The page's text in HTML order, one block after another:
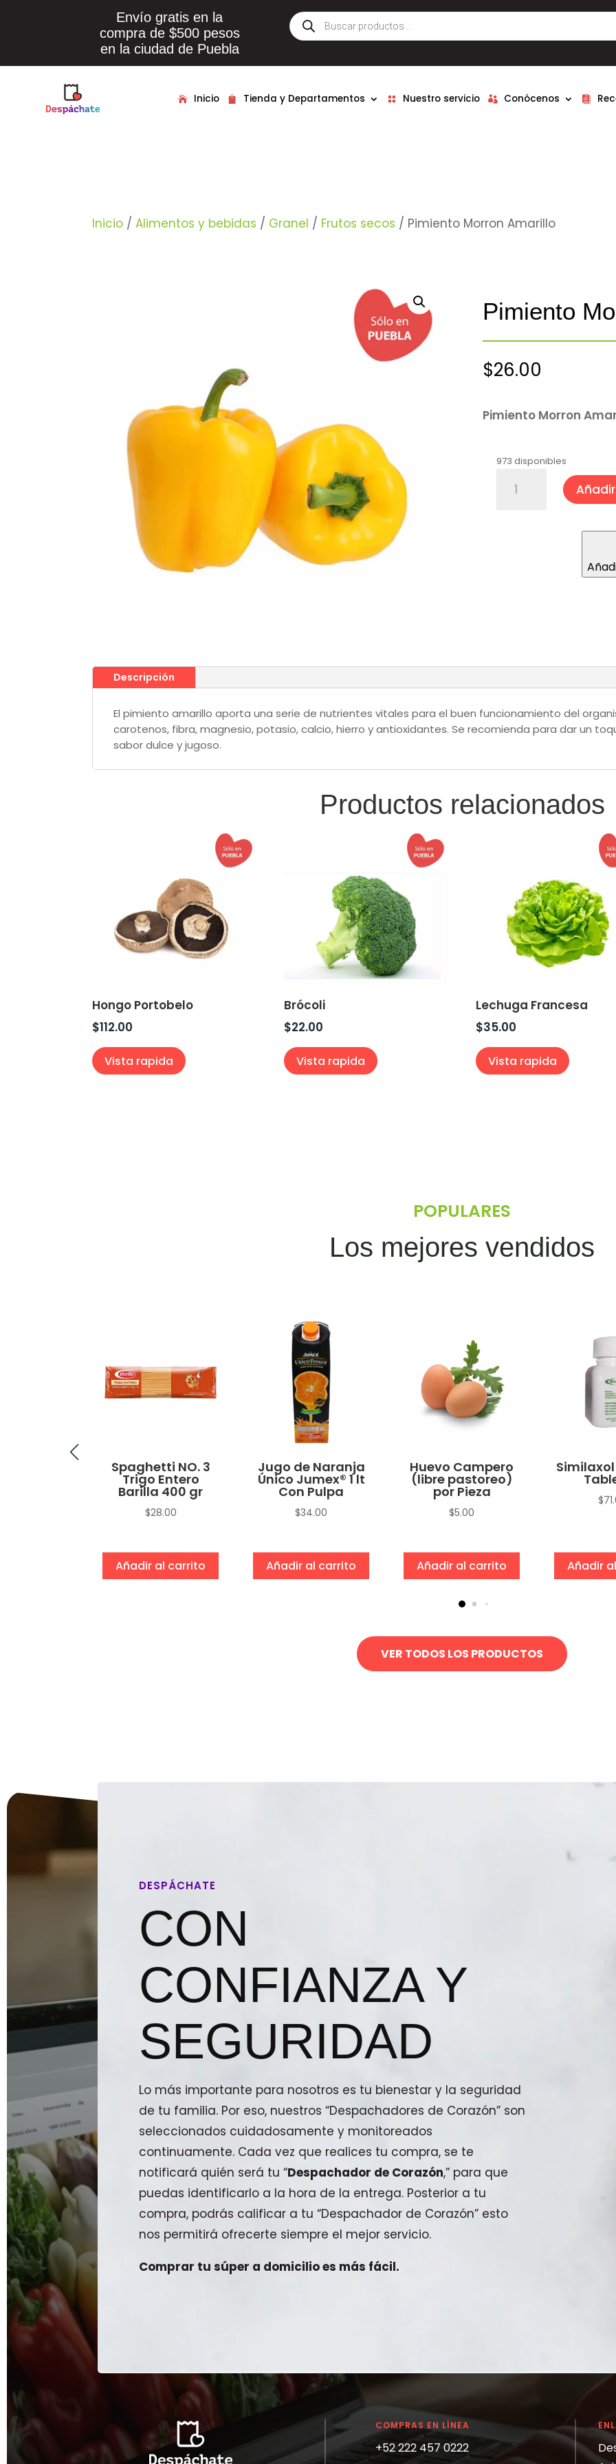
Envío gratis en la
compra de $500 pesos
en la ciudad de Puebla
Búsqueda
de
productos
Inicio Tienda y Departamentos Nuestro servicio Conócenos
Inicio /Alimentos y bebidas / Granel / Frutos secos / Pimiento Morron Amarillo
Pimiento
$26.00
Pimiento Morron
973 disponibles
Morron
Descripción
El pimiento amarillo aporta una serie de nutrientes vitales para el buen funcionamiento del
carotenos, fibra, magnesio, potasio, calcio, hierro y antioxidantes. Se recomienda para dar un
sabor dulce y jugoso.
Productos relacionados
Hongo Portobelo
$112.00
Vista rapida
Brócoli
$22.00
Vista rapida
Lechuga Francesa
$35.00
Vista rapida
POPULARES
Los mejores vendidos
Spaghetti NO. 3
Trigo Entero
Barilla 400 gr
$28.00
Añadir al carrito
Jugo de Naranja
Único Jumex® 1 lt
Con Pulpa
$34.00
Añadir al carrito
Huevo Campero
(libre pastoreo)
por Pieza
$5.00
Añadir al carrito
$
Añadir
VER TODOS LOS PRODUCTOS
DESPÁCHATE
CON
CONFIANZA Y
SEGURIDAD
Lo más importante para nosotros es tu bienestar y la seguridad
de tu familia. Por eso, nuestros “Despachadores de Corazón” son
seleccionados cuidadosamente y monitoreados
continuamente. Cada vez que realices tu compra, se te
notificará quién será tu “Despachador de Corazón,” para que
puedas identificarlo a la hora de la entrega. Posterior a tu
compra, podrás calificar a tu “Despachador de Corazón” esto
nos permitirá ofrecerte siempre el mejor servicio.
Comprar tu súper a domicilio es más fácil.
COMPRAS EN LÍNEA
+52 222 457 0222